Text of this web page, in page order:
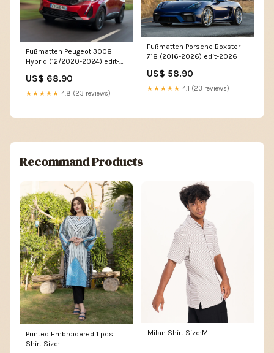
Fußmatten Peugeot 3008
Hybrid (12/2020-2024) edit-
US$ 68.90
★★★★★ 4.8 (23 reviews)
Fußmatten Porsche Boxster
718 (2016-2026) edit-2026
US$ 58.90
★★★★★ 4.1 (23 reviews)
Recommand Products
Printed Embroidered 1 pcs
Shirt Size:L
Milan Shirt Size:M